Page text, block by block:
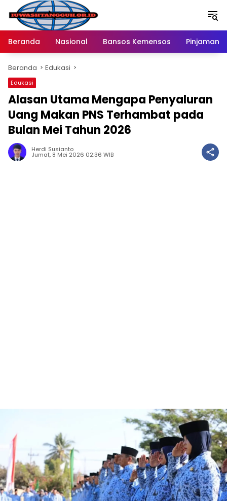
Langsung
konten
Beranda
Nasional Bansos Kemensos Pinjaman
Beranda Edukasi
Edukasi
Alasan Utama Mengapa Penyaluran
Uang Makan PNS Terhambat pada
Bulan Mei Tahun 2026
Herdi Susianto
Jumat, 8 Mei 2026 02:36 WIB